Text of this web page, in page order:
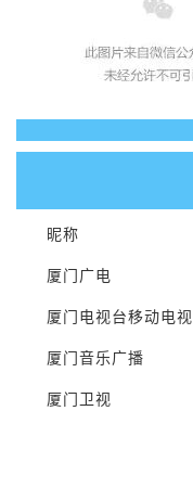
昵称
厦门广电
厦门电视台移动电视
厦门音乐广播
厦门卫视